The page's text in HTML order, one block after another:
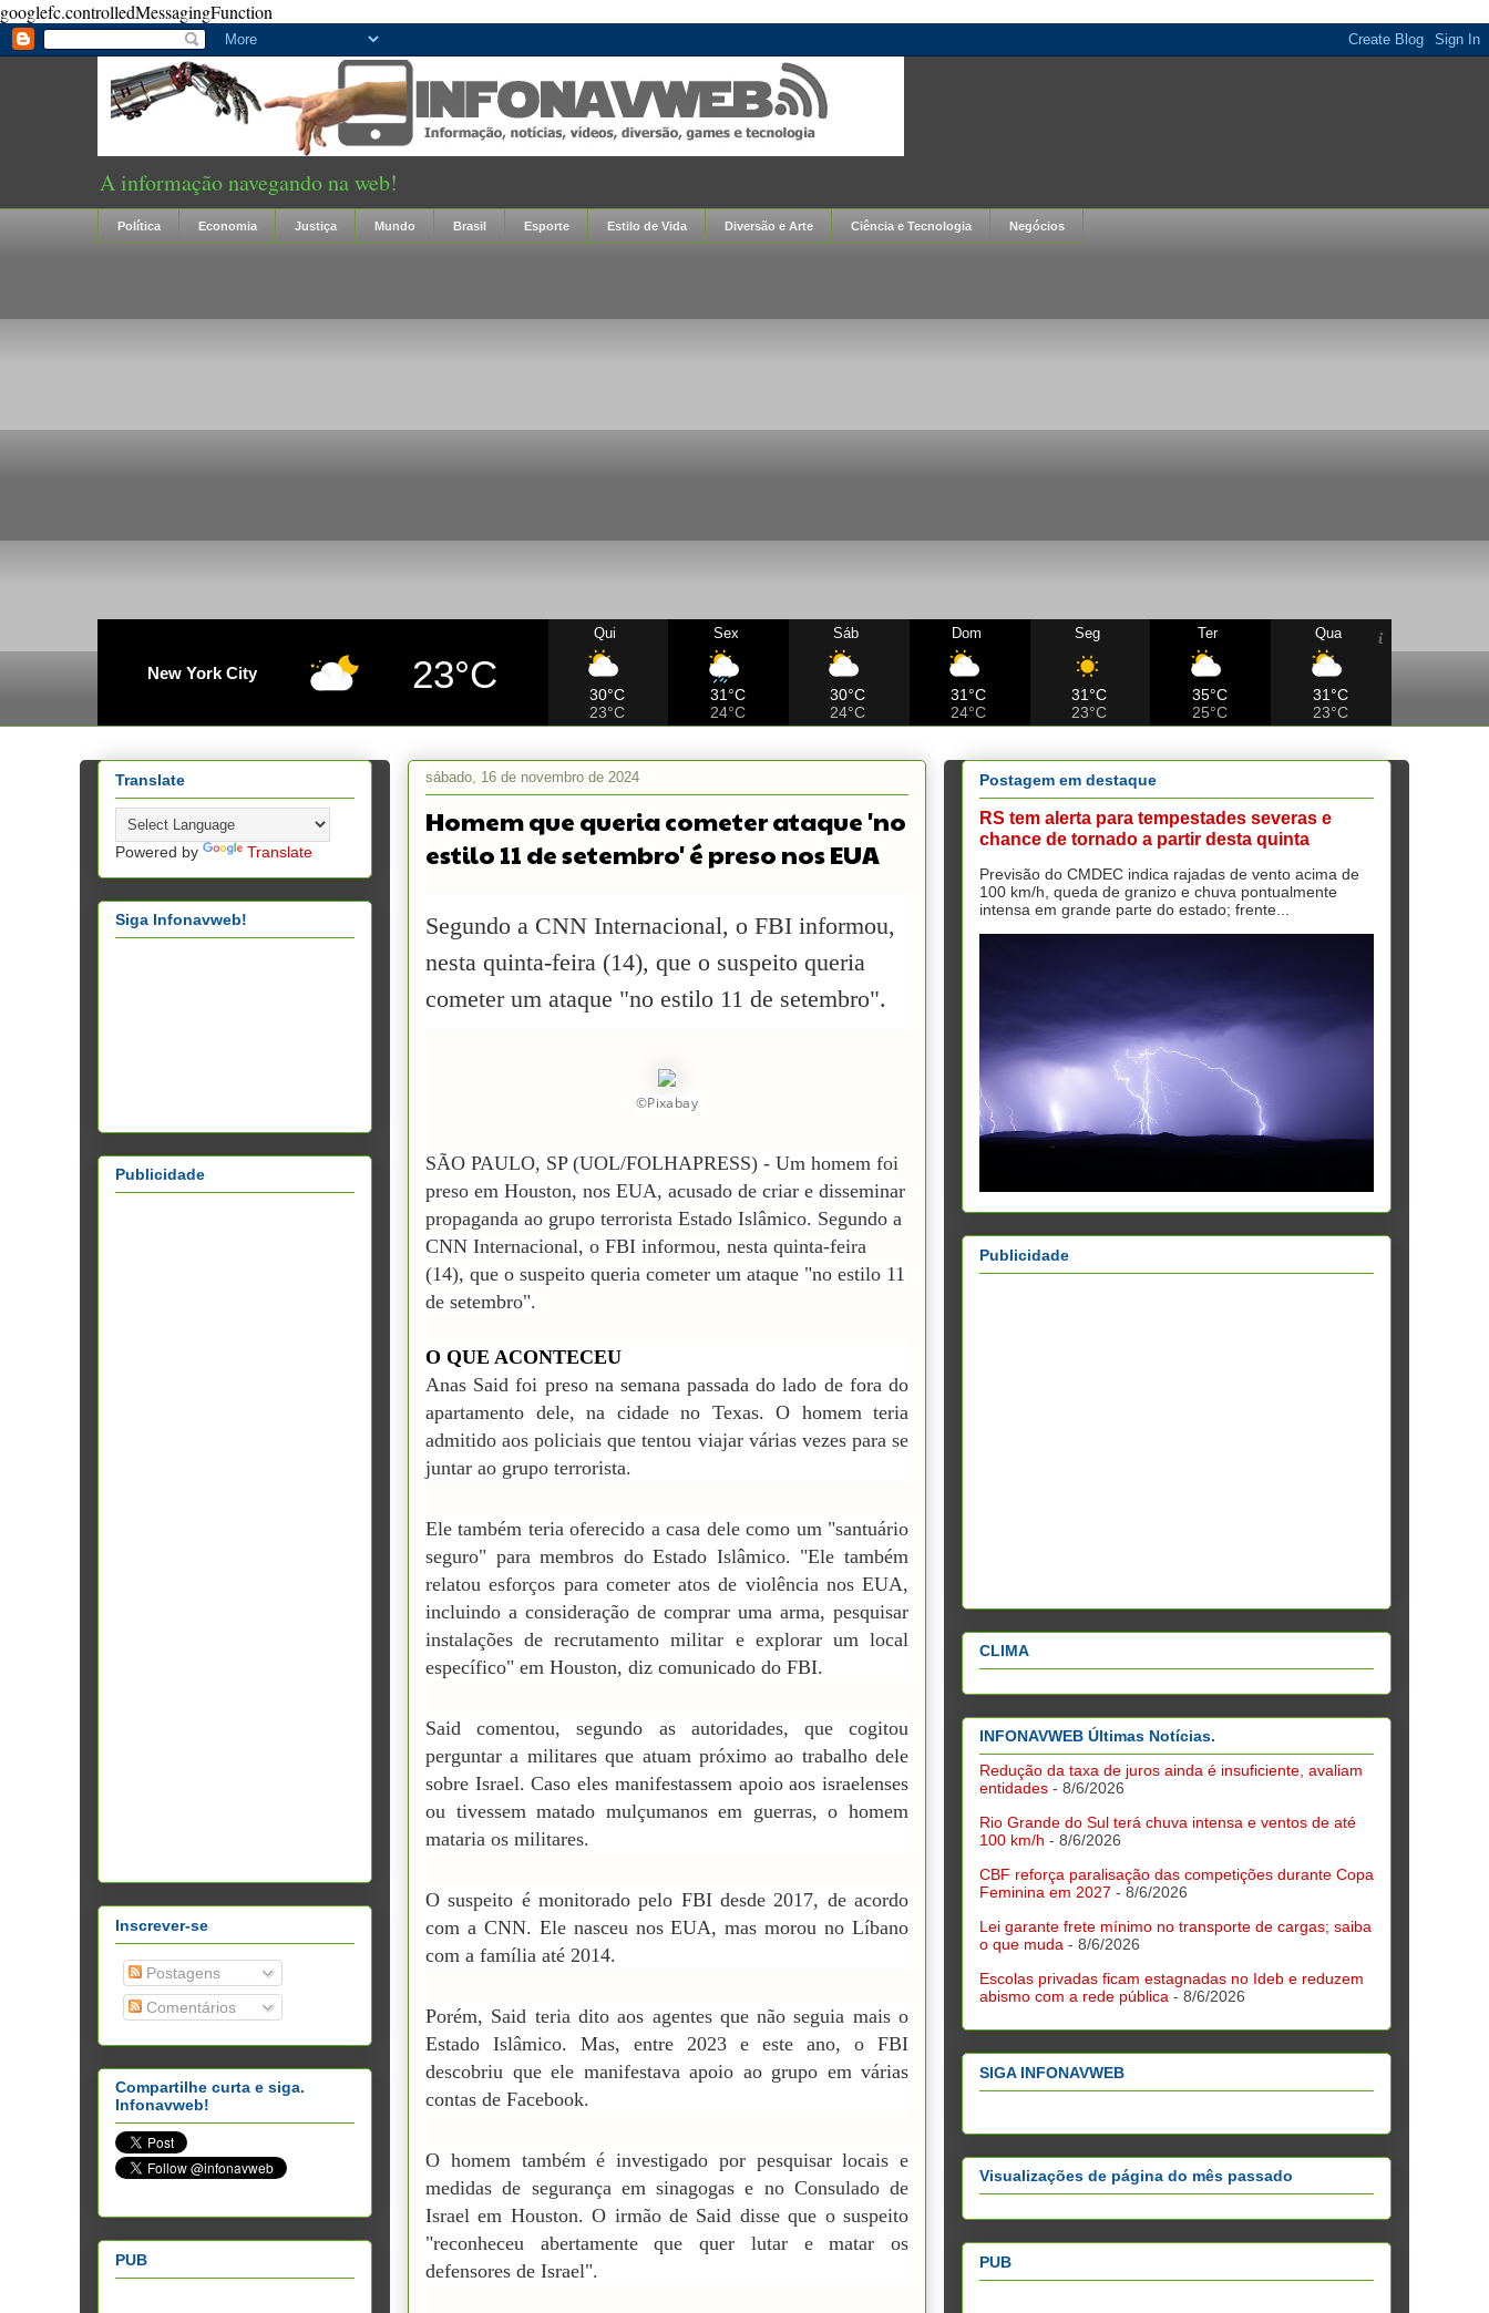
googlefc.controlledMessagingFunction
A informação navegando na web!
Política Economia Justiça Mundo Brasil Esporte Estilo de Vida Diversão e Arte Ciência e Tecnologia Negócios
New York City 23°C
Qui
30°C
23°C
Sex
31°C
24°C
Sáb
30°C
24°C
Dom
31°C
24°C
Seg
31°C
23°C
Ter
35°C
25°C
Qua
31°C
23°C
sábado, 16 de novembro de 2024
Homem que queria cometer ataque 'no
estilo 11 de setembro' é preso nos EUA
Segundo a CNN Internacional, o FBI informou,
nesta quinta-feira (14), que o suspeito queria
cometer um ataque "no estilo 11 de setembro".
©Pixabay
SÃO PAULO, SP (UOL/FOLHAPRESS) - Um homem foi
preso em Houston, nos EUA, acusado de criar e disseminar
propaganda ao grupo terrorista Estado Islâmico. Segundo a
CNN Internacional, o FBI informou, nesta quinta-feira
(14), que o suspeito queria cometer um ataque "no estilo 11
de setembro".
O QUE ACONTECEU
Anas Said foi preso na semana passada do lado de fora do
apartamento dele, na cidade no Texas. O homem teria
admitido aos policiais que tentou viajar várias vezes para se
juntar ao grupo terrorista.
Ele também teria oferecido a casa dele como um "santuário
seguro" para membros do Estado Islâmico. "Ele também
relatou esforços para cometer atos de violência nos EUA,
incluindo a consideração de comprar uma arma, pesquisar
instalações de recrutamento militar e explorar um local
específico" em Houston, diz comunicado do FBI.
Said comentou, segundo as autoridades, que cogitou
perguntar a militares que atuam próximo ao trabalho dele
sobre Israel. Caso eles manifestassem apoio aos israelenses
ou tivessem matado mulçumanos em guerras, o homem
mataria os militares.
O suspeito é monitorado pelo FBI desde 2017, de acordo
com a CNN. Ele nasceu nos EUA, mas morou no Líbano
com a família até 2014.
Porém, Said teria dito aos agentes que não seguia mais o
Estado Islâmico. Mas, entre 2023 e este ano, o FBI
descobriu que ele manifestava apoio ao grupo em várias
contas de Facebook.
O homem também é investigado por pesquisar locais e
medidas de segurança em sinagogas e no Consulado de
Israel em Houston. O irmão de Said disse que o suspeito
"reconheceu abertamente que quer lutar e matar os
defensores de Israel".
Translate
Powered by Translate
Siga Infonavweb!
Publicidade
Inscrever-se
Postagens
Comentários
Compartilhe curta e siga.
Infonavweb!
PUB
Postagem em destaque
RS tem alerta para tempestades severas e
chance de tornado a partir desta quinta
Previsão do CMDEC indica rajadas de vento acima de
100 km/h, queda de granizo e chuva pontualmente
intensa em grande parte do estado; frente...
Publicidade
CLIMA
INFONAVWEB Últimas Notícias.
Redução da taxa de juros ainda é insuficiente, avaliam
entidades - 8/6/2026
Rio Grande do Sul terá chuva intensa e ventos de até
100 km/h - 8/6/2026
CBF reforça paralisação das competições durante Copa
Feminina em 2027 - 8/6/2026
Lei garante frete mínimo no transporte de cargas; saiba
o que muda - 8/6/2026
Escolas privadas ficam estagnadas no Ideb e reduzem
abismo com a rede pública - 8/6/2026
SIGA INFONAVWEB
Visualizações de página do mês passado
PUB